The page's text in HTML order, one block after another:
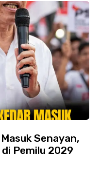
Senayan,
Pemilu 2029